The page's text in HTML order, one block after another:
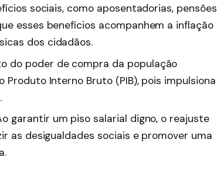
sociais, como aposentadorias, pensões
esses benefícios acompanhem a inflação
dos cidadãos.
do poder de compra da população
Interno Bruto (PIB), pois impulsiona
garantir um piso salarial digno, o reajuste
as desigualdades sociais e promover uma